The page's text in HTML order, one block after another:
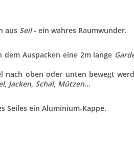
aus Seil- ein wahres Raumwunder.
Auspacken eine 2m lange
nach oben oder unten bewegt
, Jacken, Schal, Mützen...
Seiles ein Aluminium-Kappe.